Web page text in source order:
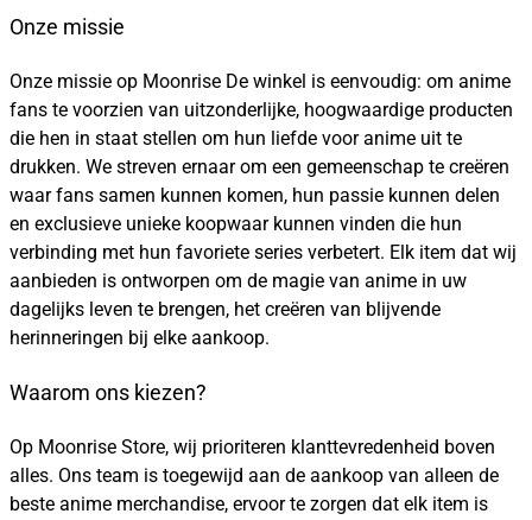
Onze missie
Onze missie op Moonrise De winkel is eenvoudig: om anime
fans te voorzien van uitzonderlijke, hoogwaardige producten
die hen in staat stellen om hun liefde voor anime uit te
drukken. We streven ernaar om een gemeenschap te creëren
waar fans samen kunnen komen, hun passie kunnen delen
en exclusieve unieke koopwaar kunnen vinden die hun
verbinding met hun favoriete series verbetert. Elk item dat wij
aanbieden is ontworpen om de magie van anime in uw
dagelijks leven te brengen, het creëren van blijvende
herinneringen bij elke aankoop.
Waarom ons kiezen?
Op Moonrise Store, wij prioriteren klanttevredenheid boven
alles. Ons team is toegewijd aan de aankoop van alleen de
beste anime merchandise, ervoor te zorgen dat elk item is